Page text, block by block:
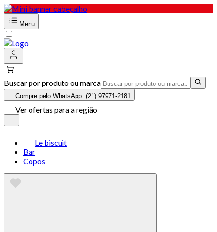
Menu
Buscar por produto ou marca
Compre pelo WhatsApp: (21) 97971-2181
Ver ofertas para a região
Le biscuit
Bar
Copos